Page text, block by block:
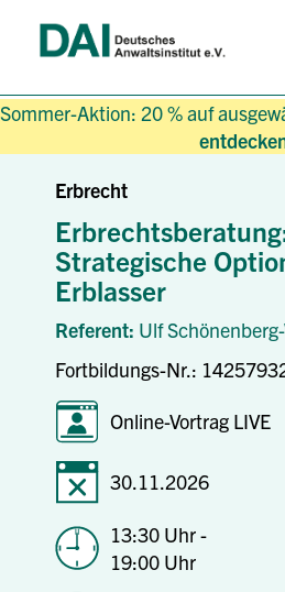
Sommer-Aktion: 20 % auf
Erbrecht
Strategische
Erblasser
Referent: Ulf
Fortbildungs-Nr.:
Online-Vortrag LIVE
30.11.2026
13:30 Uhr -
19:00 Uhr